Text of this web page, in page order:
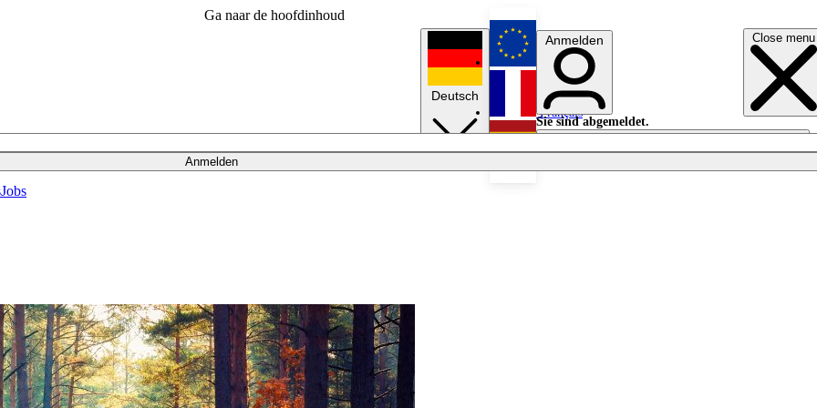
Ga naar de hoofdinhoud
Close menu
Anmelden
Jobs
Deutsch
English
Français
Anmelden
Sie sind abgemeldet.
Anmelden
Licht aus